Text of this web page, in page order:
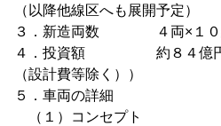
（以降他線区へも展開予定）
３．新造両数 ４両×１０
４．投資額 約８４億円（
（設計費等除く））
５．車両の詳細
（１）コンセプト